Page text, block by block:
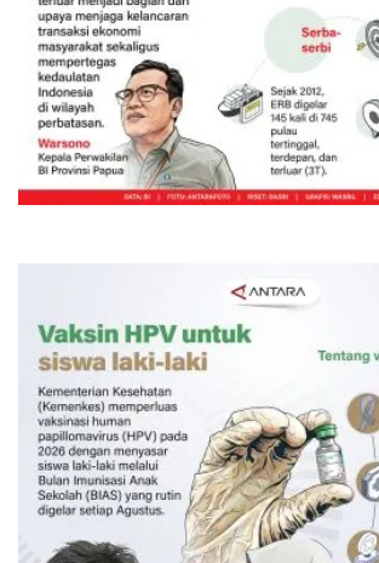
Ekspedisi Rupiah
sambangi Papua
20 jam lalu